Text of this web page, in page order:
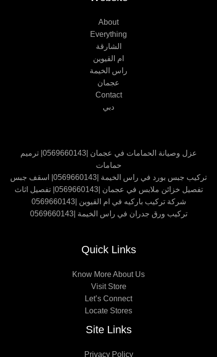
About
Everything
الشارقة
ام القيوين
راس الخيمة
عجمان
Contact
دبي
عزل وصيانة الحمامات في عجمان |0569660143| ترميم
حمامات
تركيب جبس بورد في راس الخيمة |0569660143| اسقف جبس
تفصيل خزائن ملابس في عجمان |0569660143| تفصيل اثاث
شركة تركيب باركيه في ام القيوين |0569660143
تركيب ورق جدران في راس الخيمة |0569660143
Quick Links
Know More About Us
Visit Store
Let’s Connect
Locate Stores
Site Links
Privacy Policy